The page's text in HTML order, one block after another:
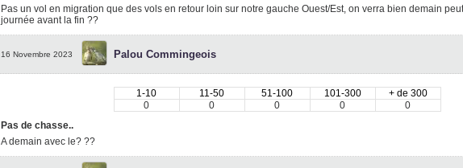
Pas un vol en migration que des vols en retour loin sur notre gauche Ouest/Est, on verra bien demain
journée avant la fin ??
16 Novembre 2023 Palou Commingeois
1-10 11-50 51-100 101-300
+ de 300
0
0 0 0
0
Pas de chasse..
A demain avec le? ??